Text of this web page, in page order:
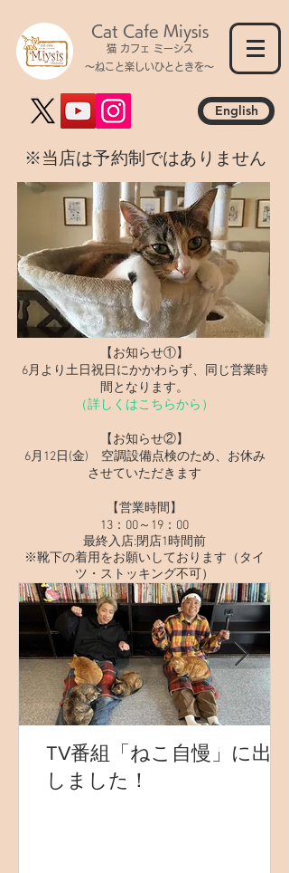
Cat Cafe Miysis
猫 カフェ ミーシス
～ねこと楽しいひとときを～
English
​※当店は予約制ではありません
【お知らせ①】
​6月より土日祝日にかかわらず、同じ営業時
間となります。
（詳しくはこちらから）
【お知らせ②】
​6月12日(金) 空調設備点検のため、お休み
させていただきます​​
【営業時間】​
13：00～19：00​​
最終入店:閉店1時間前​
※靴下の着用をお願いしております（タイ
ツ・ストッキング不可）
TV番組「ねこ自慢」に出演
しました！